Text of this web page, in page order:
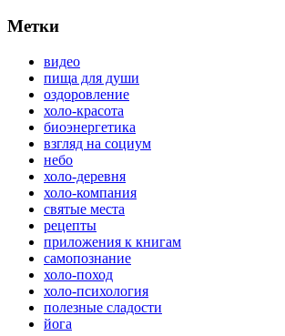
Метки
видео
пища для души
оздоровление
холо-красота
биоэнергетика
взгляд на социум
небо
холо-деревня
холо-компания
святые места
рецепты
приложения к книгам
самопознание
холо-поход
холо-психология
полезные сладости
йога